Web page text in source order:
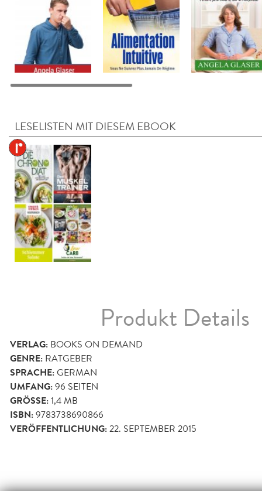
LESELISTEN MIT DIESEM EBOOK
Produkt Details
VERLAG: BOOKS ON DEMAND
GENRE: RATGEBER
SPRACHE:GERMAN
UMFANG:96 SEITEN
GRÖSSE: 1,4 MB
ISBN:9783738690866
VERÖFFENTLICHUNG:22. SEPTEMBER 2015